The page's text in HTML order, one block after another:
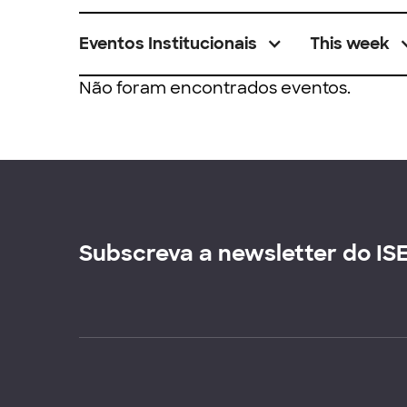
Eventos Institucionais This week
Não foram encontrados eventos.
Subscreva a newsletter do